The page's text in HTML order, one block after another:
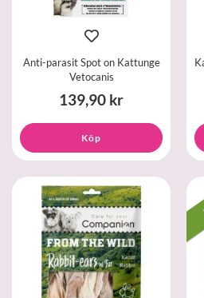
Anti-parasit Spot on Kattunge
Vetocanis
139,90 kr
Köp